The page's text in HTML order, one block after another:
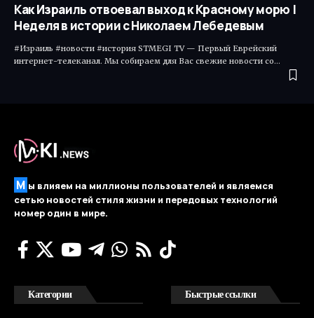
Как Израиль отвоевал выход к Красному морю |
Неделя в истории с Николаем Лебедевым
#Израиль #новости #история STMEGI TV — Первый Еврейский
интернет-телеканал. Мы собираем для Вас свежие новости со…
М ы влияем на миллионы пользователей и являемся
сетью новостей стиля жизни и передовых технологий
номер один в мире.
Категории Быстрые ссылки